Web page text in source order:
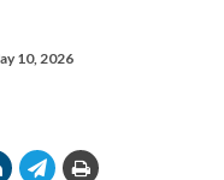
10, 2026